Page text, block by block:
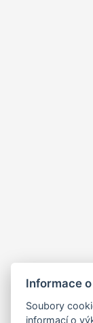
Informace
Soubory
informací o